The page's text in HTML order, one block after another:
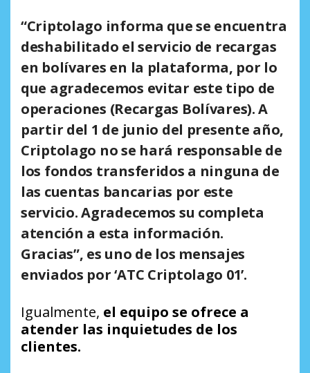
“Criptolago informa que se encuentra
deshabilitado el servicio de recargas
en bolívares en la plataforma, por lo
que agradecemos evitar este tipo de
operaciones (Recargas Bolívares). A
partir del 1 de junio del presente año,
Criptolago no se hará responsable de
los fondos transferidos a ninguna de
las cuentas bancarias por este
servicio. Agradecemos su completa
atención a esta información.
Gracias”, es uno de los mensajes
enviados por ‘ATC Criptolago 01’.
Igualmente, el equipo se ofrece a
atender las inquietudes de los
clientes.